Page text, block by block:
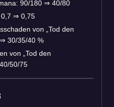
90/180 ⇒ 40/80
0,7 ⇒ 0,75
von „Tod den
30/35/40 %
von „Tod den
50/75